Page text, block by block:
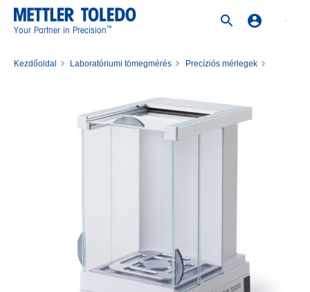
Your Partner in Precision™
Kezdőoldal Laboratóriumi tömegmérés
Precíziós mérlegek